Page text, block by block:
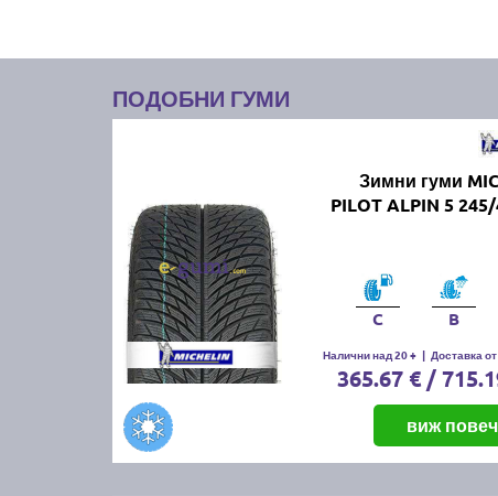
ПОДОБНИ ГУМИ
Зимни гуми
PILOT ALPIN 5
C B
Налични над 20 + | Доставка
365.67 € /
виж